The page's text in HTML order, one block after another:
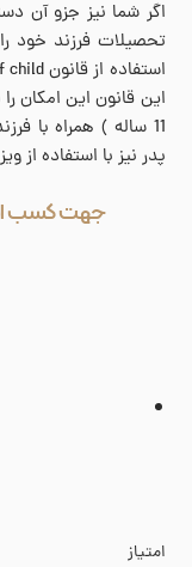
اگر شما نیز جزو آن
تحصیلات فرزند خود
11 ساله ) همراه با
پدر نیز با استفاده از
جهت کسب
امتیاز